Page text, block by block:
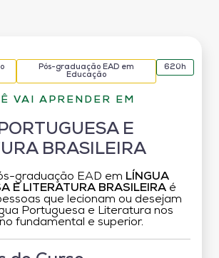
Pós-graduação EAD em
Educação
620h
VAI APRENDER EM
E
BRASILEIRA
graduação EAD em LÍNGUA
E LITERATURA BRASILEIRA é
que lecionam ou desejam
Portuguesa e Literatura nos
fundamental e superior.